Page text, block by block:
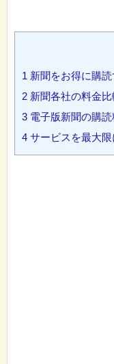
1 新聞をお得に購
2 新聞各社の料金比
3 電子版新聞の購
4 サービスを最大